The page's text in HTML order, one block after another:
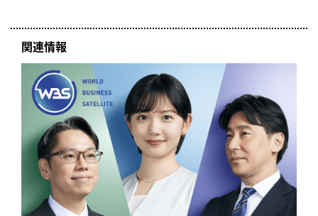
関連情報